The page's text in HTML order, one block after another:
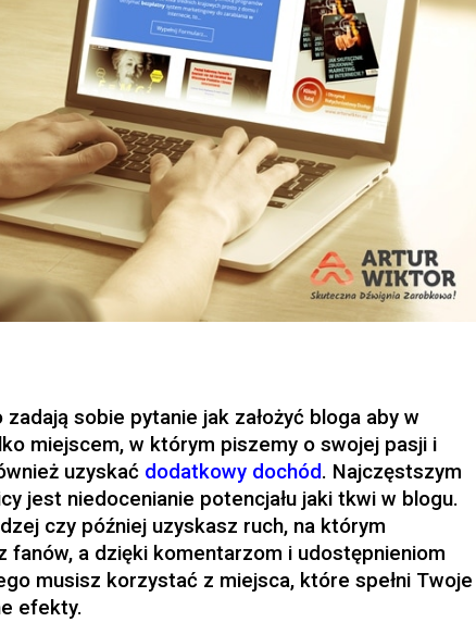
sobie pytanie jak założyć bloga aby w
miejscem, w którym piszemy o swojej pasji i
uzyskać dodatkowy dochód. Najczęstszym
jest niedocenianie potencjału jaki tkwi w blogu.
czy później uzyskasz ruch, na którym
fanów, a dzięki komentarzom i udostępnieniom
musisz korzystać z miejsca, które spełni Twoje
efekty.